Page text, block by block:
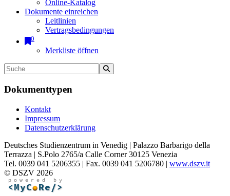
Online-Katalog
Dokumente einreichen
Leitlinien
Vertragsbedingungen
0
Merkliste öffnen
Dokumenttypen
Kontakt
Impressum
Datenschutzerklärung
Deutsches Studienzentrum in Venedig | Palazzo Barbarigo della
Terrazza | S.Polo 2765/a Calle Corner 30125 Venezia
Tel. 0039 041 5206355 | Fax. 0039 041 5206780 | www.dszv.it
© DSZV 2026